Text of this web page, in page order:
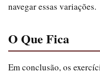
navegar essas variações.
O Que Fica
Em conclusão, os